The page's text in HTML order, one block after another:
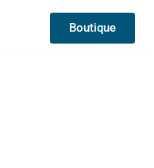
Boutique